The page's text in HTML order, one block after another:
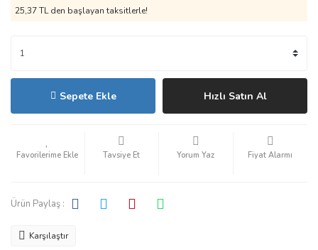
25,37 TL den başlayan taksitlerle!
Sepete Ekle Hızlı Satın Al
Tavsiye Et Yorum Yaz Fiyat Alarmı
Ürün Paylaş :
Karşılaştır